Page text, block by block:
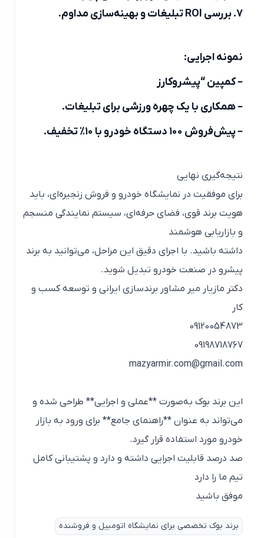
نمونه اجرایی:
– کمپین “پیشروکارز
– همکاری با یک چهره ورزشی برای تبلیغات.
– پیش‌فروش ۱۰۰ دستگاه خودرو با ۱۰٪ تخفیف.
نتیجه‌گیری نهایی
برای موفقیت در نمایشگاه خودرو و فروش زنجیره‌ای، باید
هویت برند قوی، فضای حرفه‌ای، سیستم نمایندگی منسجم
و بازاریابی هوشمند
داشته باشید. با اجرای دقیق این مراحل، می‌توانید به برند
پیشرو در صنعت خودرو تبدیل شوید.
دکتر مازیار میر مشاور برندسازی ایرانی و توسعه کسب‌ و
09120054873
09198718767
mazyarmir.com@gmail.com
این برند بوک به‌صورت **عملی و اجرایی** طراحی شده و
می‌تواند به عنوان **راهنمای جامع** برای ورود به بازار
خودرو مورد استفاده قرار گیرد.
صد درصد قابلیت اجرایی داشته و دارد و پشتیبانی کامل
تیم ما را دارد
موفق باشید
برند بوک تخصصی برای نمایشگاه اتومبیل و فروشنده